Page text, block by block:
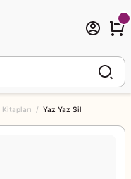
Yaz Yaz Sil